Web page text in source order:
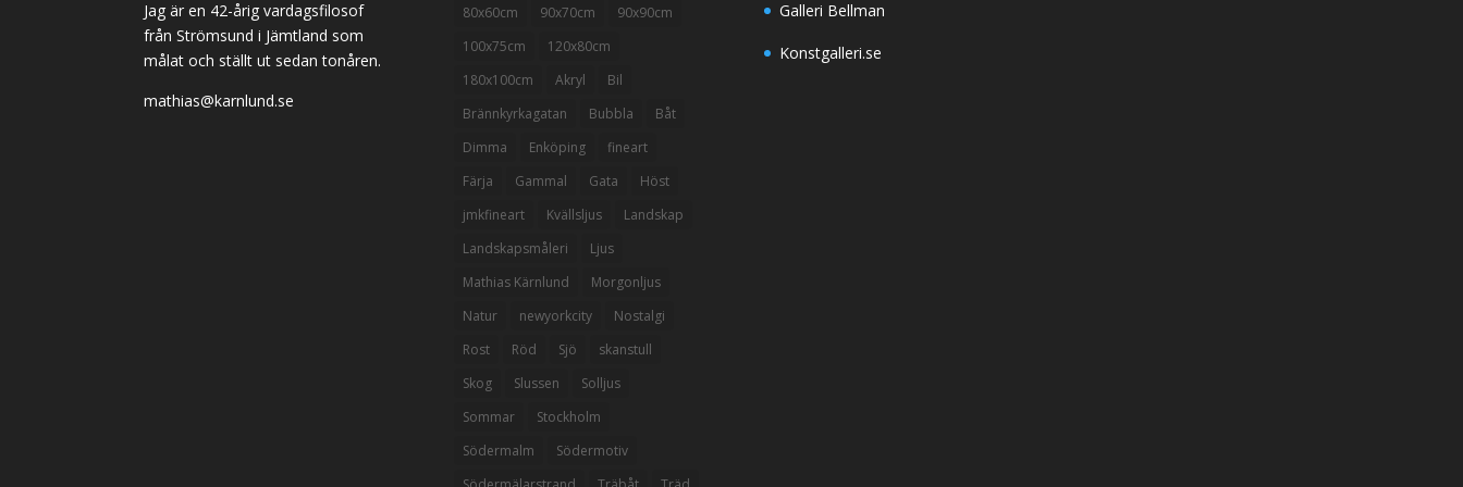
Jag är en 42-årig vardagsfilosof
från Strömsund i Jämtland som
målat och ställt ut sedan tonåren.
mathias@karnlund.se
80x60cm 90x70cm
90x90cm
100x75cm
120x80cm
180x100cm
Akryl
Bil
Brännkyrkagatan
Bubbla
Båt
Dimma
Enköping
fineart
Färja
Gammal Gata
Höst
jmkfineart
Kvällsljus
Landskap
Landskapsmåleri
Ljus
Mathias Kärnlund
Morgonljus
Natur
newyorkcity
Nostalgi
Rost
Röd Sjö
skanstull
Skog
Slussen
Solljus
Sommar
Stockholm
Södermalm
Södermotiv
Galleri Bellman
Konstgalleri.se